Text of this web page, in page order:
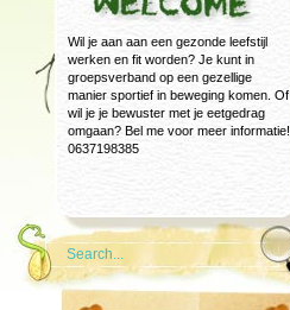
Wil je aan aan een gezonde leefstijl
werken en fit worden? Je kunt in
groepsverband op een gezellige
manier sportief in beweging komen. Of
wil je je bewuster met je eetgedrag
omgaan? Bel me voor meer informatie!
0637198385